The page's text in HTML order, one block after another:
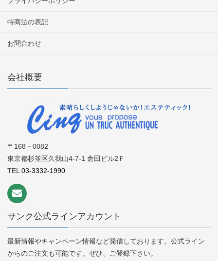
特商法の表記
お問合わせ
会社概要
〒168－0082
東京都杉並区久我山4-7-1 倉田ビル2Ｆ
TEL 03-3332-1990
サンク公式ラインアカウント
最新情報やキャンペーン情報など発信しております。公式ライン
からのご注文も可能です。ぜひ、ご登録下さい。